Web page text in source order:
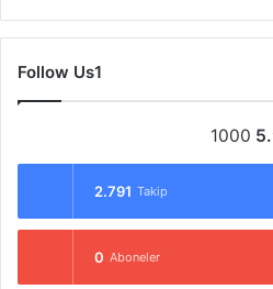
Follow Us1
1000
2.791 Takip
0 Aboneler